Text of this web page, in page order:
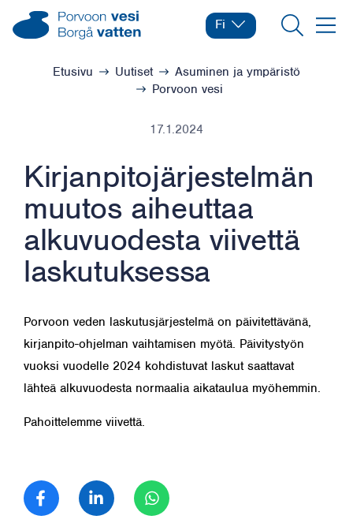
Siirry sisältöön Porvoon vesi – Siirry kotisivulle
Vaihda kieltä
Nykyinen kieli: Suomi
Fi
Hae
Selaa:Etusivu Uutiset
Asuminen ja ympäristö
Porvoon vesi
17.1.2024
Kirjanpitojärjestelmän
muutos aiheuttaa
alkuvuodesta viivettä
laskutuksessa
Porvoon veden laskutusjärjestelmä on päivitettävänä,
kirjanpito-ohjelman vaihtamisen myötä. Päivitystyön
vuoksi vuodelle 2024 kohdistuvat laskut saattavat
lähteä alkuvuodesta normaalia aikataulua myöhemmin.
Pahoittelemme viivettä.
Jaa FacebookJaa LinkedIn